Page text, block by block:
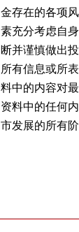
金存在的各项
素充分考虑自
断并谨慎做出
所有信息或所
料中的内容对
资料中的任何
市发展的所有